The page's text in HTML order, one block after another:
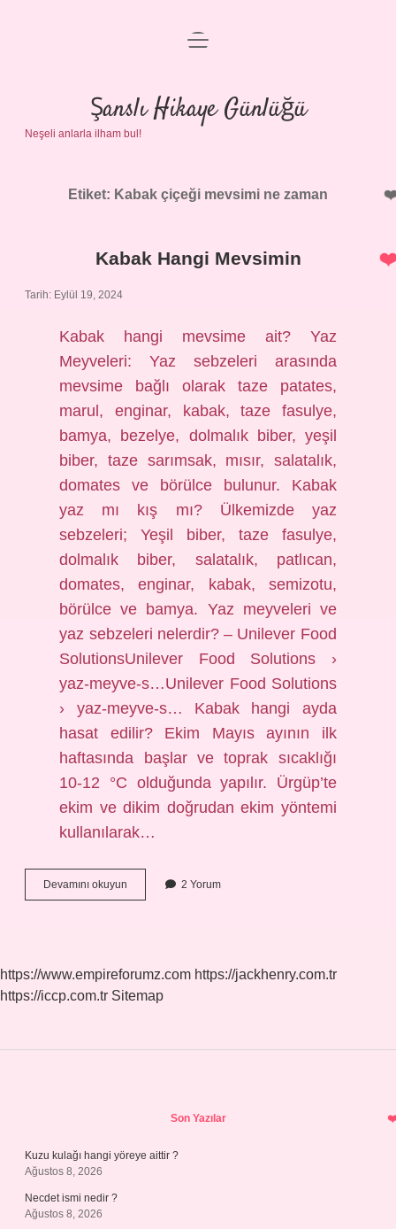
Anasayfa
Gizlilik Politikası
menüyü
Şanslı Hikaye Günlüğü
Neşeli anlarla ilham bul!
Etiket: Kabak çiçeği mevsimi ne zaman
Kabak Hangi Mevsimin
Tarih: Eylül 19, 2024
Kabak hangi mevsime ait? Yaz
Meyveleri: Yaz sebzeleri arasında
mevsime bağlı olarak taze patates,
marul, enginar, kabak, taze fasulye,
bamya, bezelye, dolmalık biber, yeşil
biber, taze sarımsak, mısır, salatalık,
domates ve börülce bulunur. Kabak
yaz mı kış mı? Ülkemizde yaz
sebzeleri; Yeşil biber, taze fasulye,
dolmalık biber, salatalık, patlıcan,
domates, enginar, kabak, semizotu,
börülce ve bamya. Yaz meyveleri ve
yaz sebzeleri nelerdir? – Unilever Food
SolutionsUnilever Food Solutions ›
yaz-meyve-s…Unilever Food Solutions
› yaz-meyve-s… Kabak hangi ayda
hasat edilir? Ekim Mayıs ayının ilk
haftasında başlar ve toprak sıcaklığı
10-12 °C olduğunda yapılır. Ürgüp’te
ekim ve dikim doğrudan ekim yöntemi
kullanılarak…
Devamını okuyun
Hangi
2 Yorum
https://www.empireforumz.com https://jackhenry.com.tr
https://iccp.com.tr Sitemap
Son Yazılar
Kuzu kulağı hangi yöreye aittir ?
Ağustos 8, 2026
Necdet ismi nedir ?
Ağustos 8, 2026